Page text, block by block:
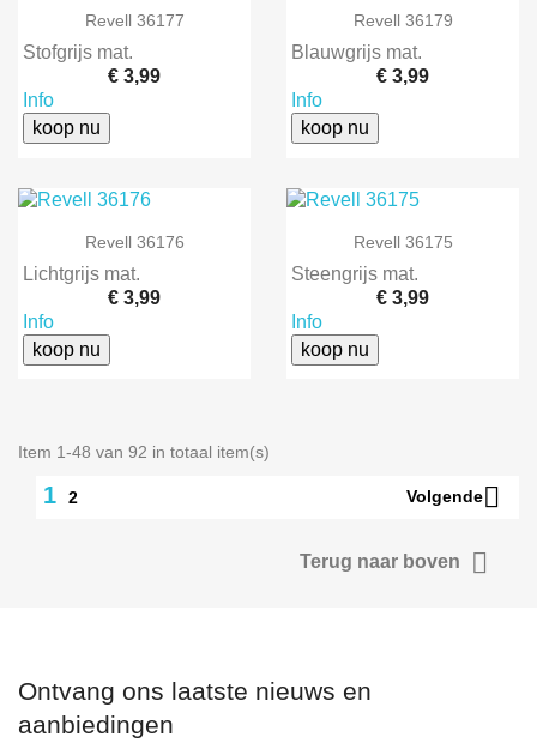
Revell 36177
Stofgrijs mat.
€ 3,99
Info
koop nu
Revell 36179
Blauwgrijs mat.
€ 3,99
Info
koop nu
Revell 36176
Lichtgrijs mat.
€ 3,99
Info
koop nu
Revell 36175
Steengrijs mat.
€ 3,99
Info
koop nu
Item 1-48 van 92 in totaal item(s)
1 2 Volgende
Terug naar boven 
Ontvang ons laatste nieuws en
aanbiedingen